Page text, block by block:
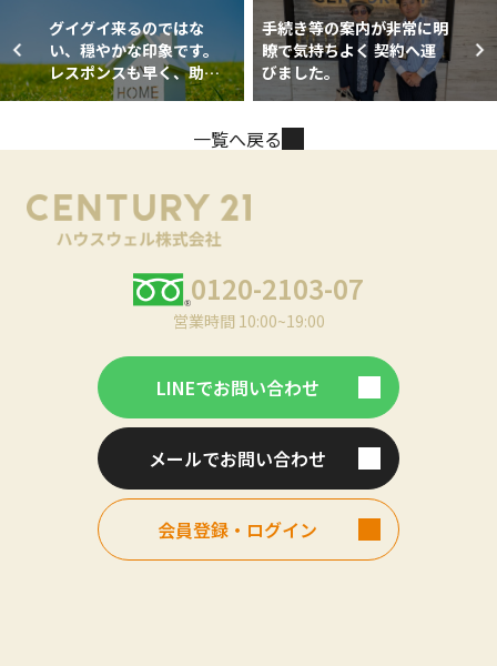
グイグイ来るのではな
い、穏やかな印象です。
レスポンスも早く、助か
りました。
手続き等の案内が非常に明
瞭で気持ちよく 契約へ運
びました。
一覧へ戻る
0120-2103-07
営業時間 10:00~19:00
LINEでお問い合わせ
メールでお問い合わせ
会員登録・ログイン